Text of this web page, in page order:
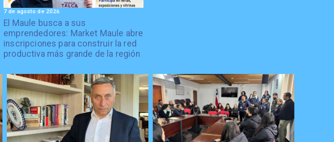
El Maule busca a sus
emprendedores: Market Maule abre
inscripciones para construir la red
productiva más grande de la región
7 de agosto de 2026